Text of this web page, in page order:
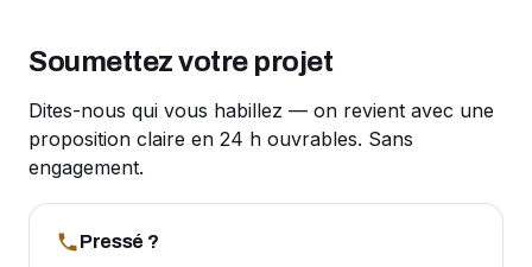
Soumettez votre projet
Dites-nous qui vous habillez — on revient avec une
proposition claire en 24 h ouvrables. Sans
engagement.
Pressé ?